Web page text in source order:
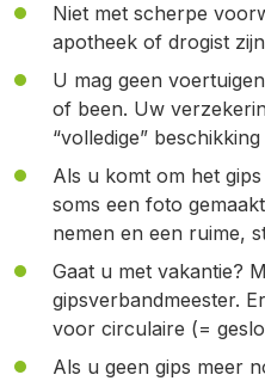
Niet met scherpe
apotheek of drogist
U mag geen
of been. Uw
“volledige”
Als u komt om het
soms een foto
nemen en een ruime,
Gaat u met vakantie?
gipsverbandmeester.
voor circulaire (=
Als u geen gips meer